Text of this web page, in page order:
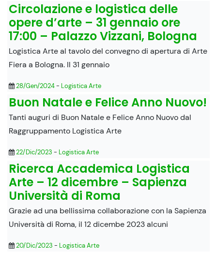
Circolazione e logistica delle
opere d’arte – 31 gennaio ore
17:00 – Palazzo Vizzani, Bologna
Logistica Arte al tavolo del convegno di apertura di Arte
Fiera a Bologna. Il 31 gennaio
28/Gen/2024- Logistica Arte
Buon Natale e Felice Anno Nuovo!
Tanti auguri di Buon Natale e Felice Anno Nuovo dal
Raggruppamento Logistica Arte
22/Dic/2023 - Logistica Arte
Ricerca Accademica Logistica
Arte – 12 dicembre – Sapienza
Università di Roma
Grazie ad una bellissima collaborazione con la Sapienza
Università di Roma, il 12 dicembe 2023 alcuni
20/Dic/2023 - Logistica Arte